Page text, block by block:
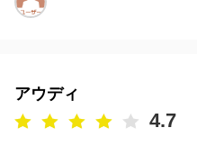
アウディ
4.7